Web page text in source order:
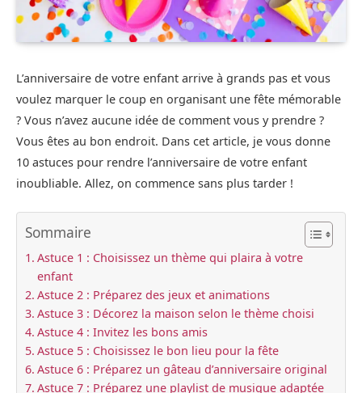
L’anniversaire de votre enfant arrive à grands pas et vous
voulez marquer le coup en organisant une fête mémorable
? Vous n’avez aucune idée de comment vous y prendre ?
Vous êtes au bon endroit. Dans cet article, je vous donne
10 astuces pour rendre l’anniversaire de votre enfant
inoubliable. Allez, on commence sans plus tarder !
Sommaire
Astuce 1 : Choisissez un thème qui plaira à votre
enfant
Astuce 2 : Préparez des jeux et animations
Astuce 3 : Décorez la maison selon le thème choisi
Astuce 4 : Invitez les bons amis
Astuce 5 : Choisissez le bon lieu pour la fête
Astuce 6 : Préparez un gâteau d’anniversaire original
Astuce 7 : Préparez une playlist de musique adaptée